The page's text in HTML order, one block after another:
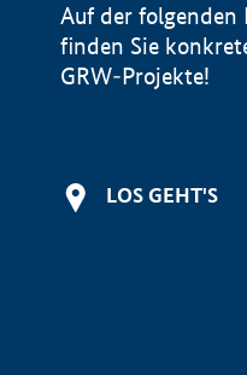
Auf der folgenden
finden Sie
GRW-Projekte!
LOS GEHT'S